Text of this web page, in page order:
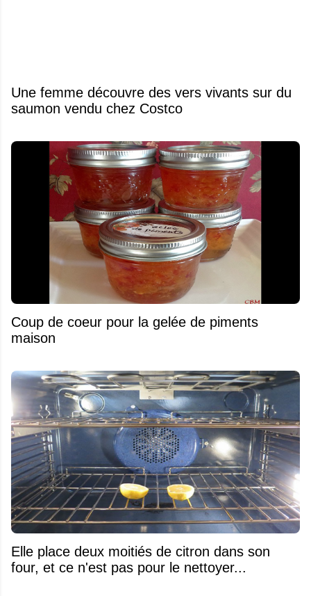
Une femme découvre des vers vivants sur du
saumon vendu chez Costco
Coup de coeur pour la gelée de piments
maison
Elle place deux moitiés de citron dans son
four, et ce n'est pas pour le nettoyer...